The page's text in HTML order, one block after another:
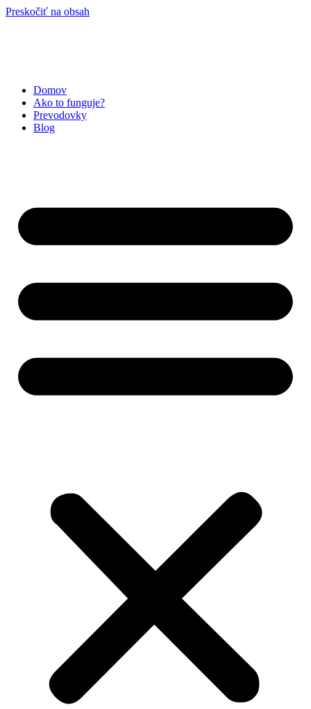
Preskočiť na obsah
Domov
Ako to funguje?
Prevodovky
Blog